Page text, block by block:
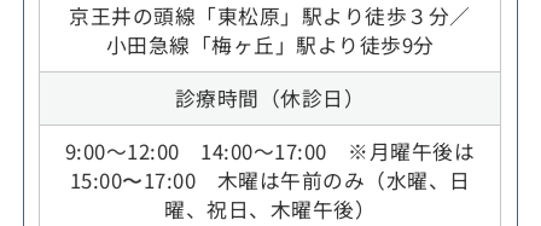
京王井の頭線「東松原」駅より徒歩３分／
小田急線「梅ヶ丘」駅より徒歩9分
診療時間（休診日）
9:00～12:00 14:00～17:00 ※月曜午後は
15:00〜17:00 木曜は午前のみ（水曜、日
曜、祝日、木曜午後）